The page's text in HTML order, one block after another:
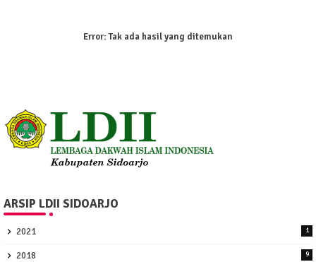
Error:Tak ada hasil yang ditemukan
ARSIP LDII SIDOARJO
2021 1
2018 9